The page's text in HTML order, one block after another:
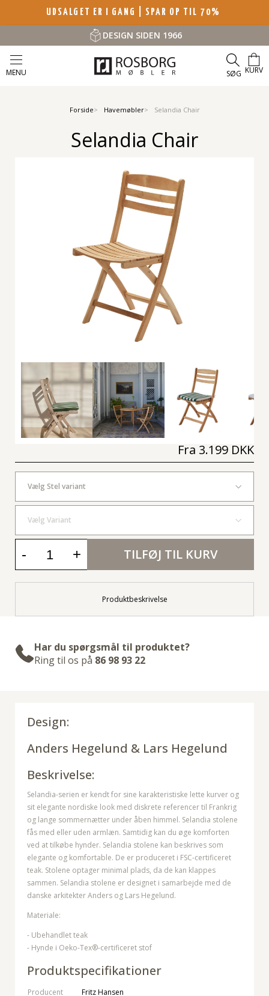
UDSALGET ER I GANG | SPAR OP TIL 70%
DESIGN SIDEN 1966
MENU SØG KURV
Forside Havemøbler Selandia Chair
Selandia Chair
Fra 3.199 DKK
Vælg Stel variant
Vælg Variant
- + TILFØJ TIL KURV
Produktbeskrivelse
Har du spørgsmål til produktet?
Ring til os på 86 98 93 22
Design:
Anders Hegelund & Lars Hegelund
Beskrivelse:
Selandia-serien er kendt for sine karakteristiske lette kurver og
sit elegante nordiske look med diskrete referencer til Frankrig
og lange sommernætter under åben himmel. Selandia stolene
fås med eller uden armlæn. Samtidig kan du øge komforten
ved at tilkøbe hynder. Selandia stolene kan beskrives som
elegante og komfortable. De er produceret i FSC-certificeret
teak. Stolene optager minimal plads, da de kan klappes
sammen. Selandia stolene er designet i samarbejde med de
danske arkitekter Anders og Lars Hegelund.
Materiale:
- Ubehandlet teak
- Hynde i Oeko-Tex®-certificeret stof
Produktspecifikationer
Producent
Fritz Hansen